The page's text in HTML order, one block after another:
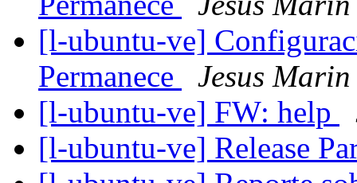
[l-ubuntu-ve]
Permanece
Jesus Marin
[l-ubuntu-ve] FW: help
[l-ubuntu-ve] Release